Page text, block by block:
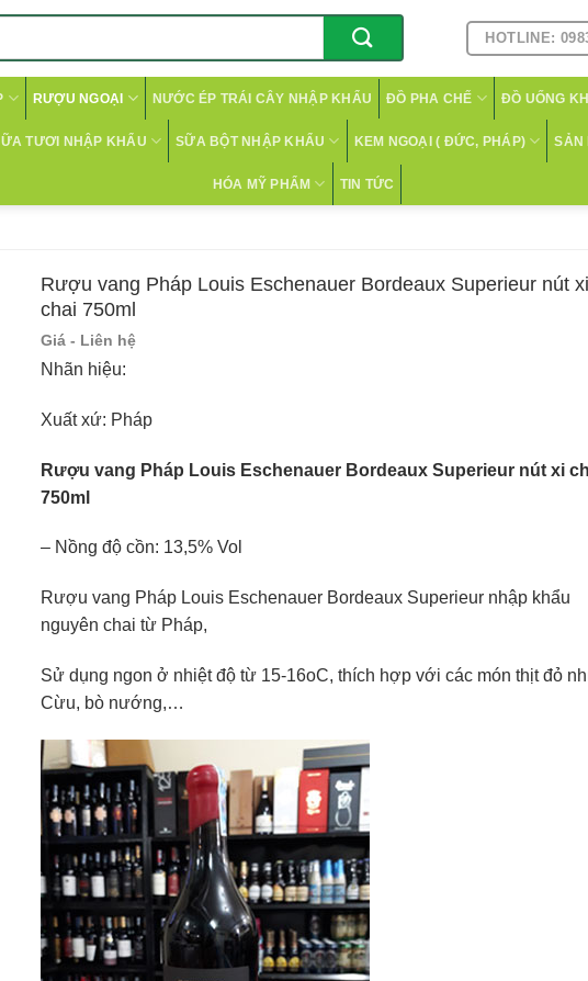
HOTLINE:
RƯỢU NGOẠI NƯỚC ÉP TRÁI CÂY NHẬP KHẨU ĐỒ PHA CHẾ ĐỒ UỐNG
TƯƠI NHẬP KHẨU SỮA BỘT NHẬP KHẨU KEM NGOẠI ( ĐỨC, PHÁP) SẢN
HÓA MỸ PHẨM TIN TỨC
Rượu vang Pháp Louis Eschenauer Bordeaux Superieur nút xi
chai 750ml
Giá - Liên hệ
Nhãn hiệu:
Xuất xứ: Pháp
Rượu vang Pháp Louis Eschenauer Bordeaux Superieur nút xi
750ml
– Nồng độ cồn: 13,5% Vol
Rượu vang Pháp Louis Eschenauer Bordeaux Superieur nhập khẩu
nguyên chai từ Pháp,
Sử dụng ngon ở nhiệt độ từ 15-16oC, thích hợp với các món thịt đỏ
Cừu, bò nướng,…